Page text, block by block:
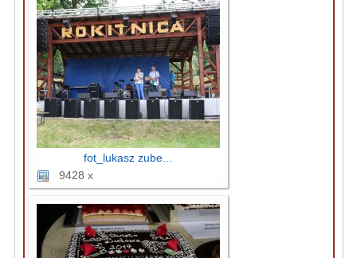
fot_lukasz zube...
9428 x